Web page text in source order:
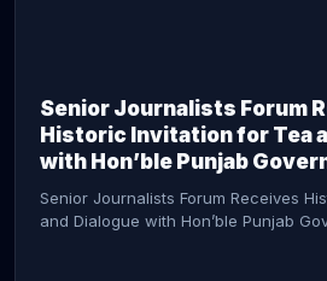
Senior Journalists Forum
Historic Invitation for Tea
with Hon’ble Punjab
Senior Journalists Forum Receives
and Dialogue with Hon’ble Punjab